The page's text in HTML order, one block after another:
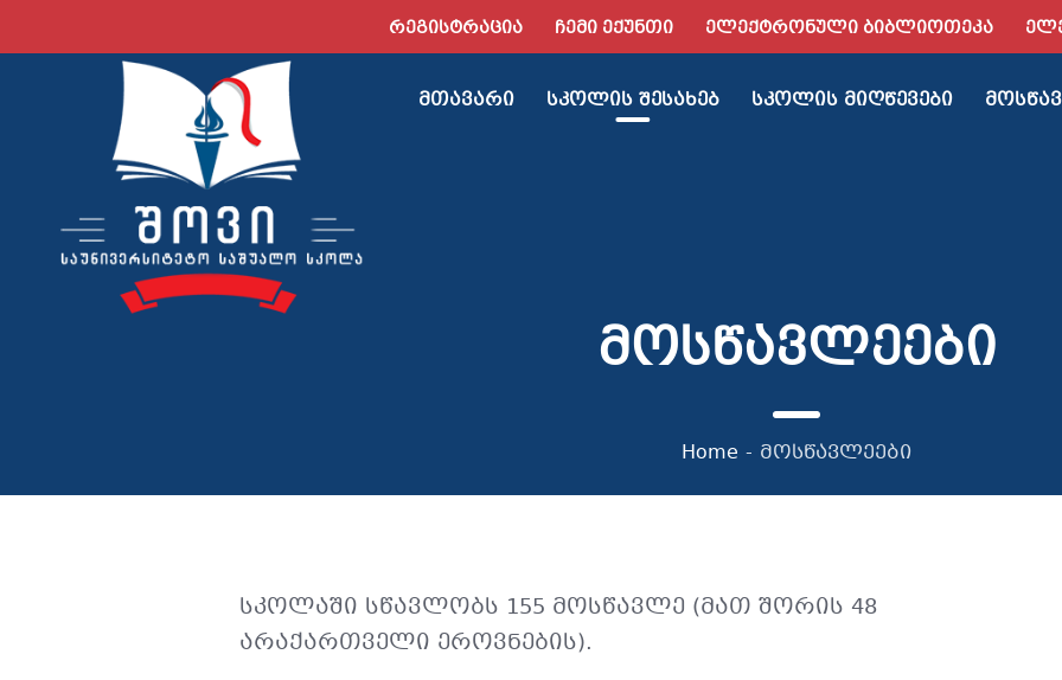
ᲠᲔᲒᲘᲡᲢᲠᲐᲪᲘᲐ ᲩᲔᲛᲘ ᲔᲥᲣᲜᲗᲘ ᲔᲚᲔᲥᲢᲠᲝᲜᲣᲚᲘ ᲑᲘᲑᲚᲘᲝᲗᲔᲙᲐ
ᲛᲗᲐᲕᲐᲠᲘ ᲡᲙᲝᲚᲘᲡ ᲨᲔᲡᲐᲮᲔᲑ ᲡᲙᲝᲚᲘᲡ ᲛᲘᲦᲬᲔᲕᲔᲑᲘ
მოსწავლეები
Home - მოსწავლეები
სკოლაში სწავლობს 155 მოსწავლე (მათ შორის 48
არაქართველი ეროვნების).